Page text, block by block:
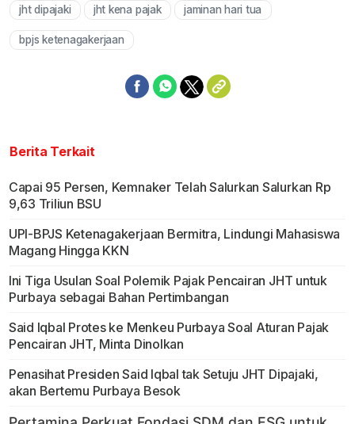
jht dipajaki jht kena pajak jaminan hari tua
bpjs ketenagakerjaan
Berita Terkait
Capai 95 Persen, Kemnaker Telah Salurkan Salurkan Rp
9,63 Triliun BSU
UPI-BPJS Ketenagakerjaan Bermitra, Lindungi Mahasiswa
Magang Hingga KKN
Ini Tiga Usulan Soal Polemik Pajak Pencairan JHT untuk
Purbaya sebagai Bahan Pertimbangan
Said Iqbal Protes ke Menkeu Purbaya Soal Aturan Pajak
Pencairan JHT, Minta Dinolkan
Penasihat Presiden Said Iqbal tak Setuju JHT Dipajaki,
akan Bertemu Purbaya Besok